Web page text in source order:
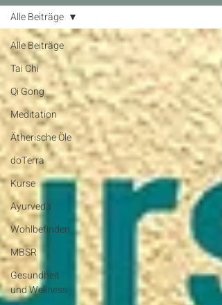
Alle Beiträge
Tai Chi
Qi Gong
Meditation
Ätherische Öle
doTerra
Kurse
Ayurveda
Wohlbefinden
MBSR
Gesundheit
und Wellness
Alle Beiträge